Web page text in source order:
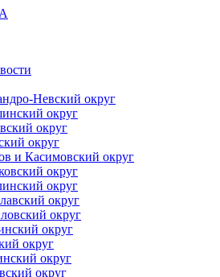
Невский округ
округ
округ
округ
и Касимовский округ
округ
округ
округ
округ
округ
округ
округ
округ